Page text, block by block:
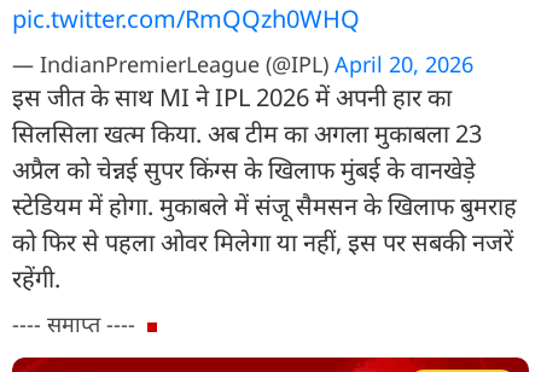
pic.twitter.com/RmQQzh0WHQ
— IndianPremierLeague (@IPL) April 20, 2026
इस जीत के साथ MI ने IPL 2026 में अपनी हार का
सिलसिला खत्म किया. अब टीम का अगला मुकाबला 23
अप्रैल को चेन्नई सुपर किंग्स के खिलाफ मुंबई के वानखेड़े
स्टेड‍ियम में होगा. मुकाबले में संजू सैमसन के खिलाफ बुमराह
को फिर से पहला ओवर मिलेगा या नहीं, इस पर सबकी नजरें
रहेंगी.
---- समाप्त ----